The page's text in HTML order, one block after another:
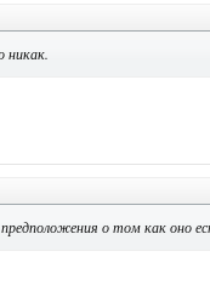
никак.
о том как оно